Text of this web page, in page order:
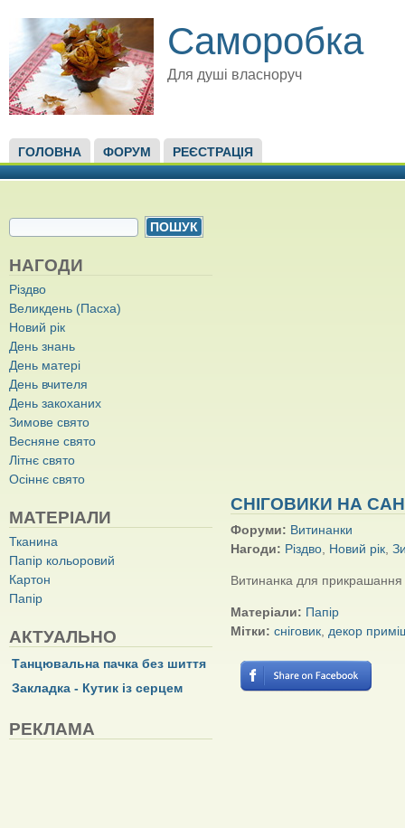
Саморобка
Для душі власноруч
ГОЛОВНЕ МЕНЮ
ГОЛОВНА ФОРУМ РЕЄСТРАЦІЯ
ПОШУКОВА ФОРМА
НАГОДИ
Різдво
Великдень (Пасха)
Новий рік
День знань
День матері
День вчителя
День закоханих
Зимове свято
Весняне свято
Літнє свято
Осіннє свято
МАТЕРІАЛИ
Тканина
Папір кольоровий
Картон
Папір
АКТУАЛЬНО
Танцювальна пачка без шиття
Закладка - Кутик із серцем
РЕКЛАМА
СНІГОВИКИ НА
Форуми: Витинанки
Нагоди: Різдво Новий рік
Витинанка для прикрашання
Матеріали: Папір
Мітки: сніговик декор